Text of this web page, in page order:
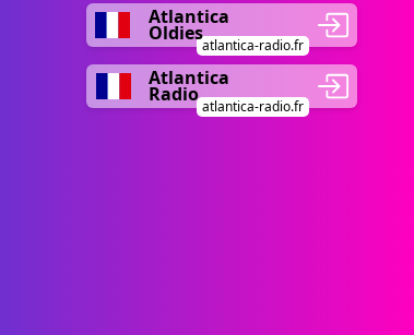
Atlantica
Oldies
atlantica-radio.fr
Atlantica
Radio
atlantica-radio.fr